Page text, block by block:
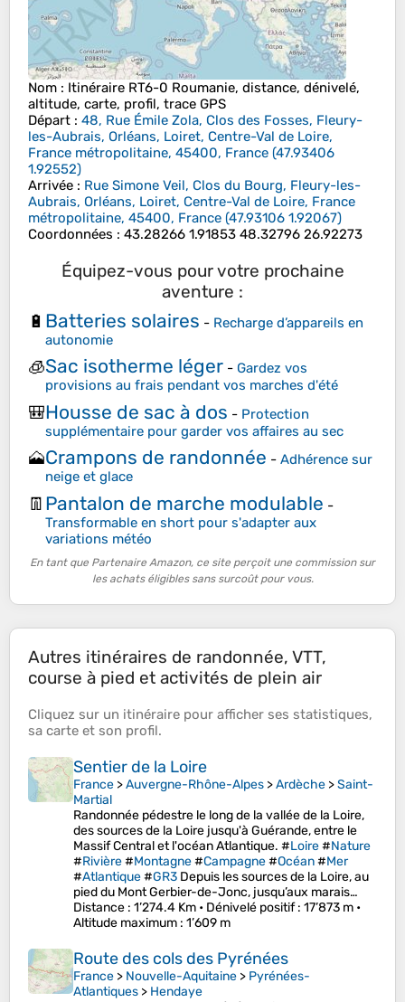
Nom : Itinéraire RT6-0 Roumanie, distance, dénivelé,
altitude, carte, profil, trace GPS
Départ : 48, Rue Émile Zola, Clos des Fosses, Fleury-
les-Aubrais, Orléans, Loiret, Centre-Val de Loire,
France métropolitaine, 45400, France (47.93406
1.92552)
Arrivée : Rue Simone Veil, Clos du Bourg, Fleury-les-
Aubrais, Orléans, Loiret, Centre-Val de Loire, France
métropolitaine, 45400, France (47.93106 1.92067)
Coordonnées : 43.28266 1.91853 48.32796 26.92273
Équipez-vous pour votre prochaine
aventure :
🔋 Batteries solaires - Recharge d’appareils en
autonomie
🧊Sac isotherme léger - Gardez vos
provisions au frais pendant vos marches d'été
🎒Housse de sac à dos - Protection
supplémentaire pour garder vos affaires au sec
🗻Crampons de randonnée - Adhérence sur
neige et glace
👖 Pantalon de marche modulable -
Transformable en short pour s'adapter aux
variations météo
En tant que Partenaire Amazon, ce site perçoit une commission sur
les achats éligibles sans surcoût pour vous.
Autres itinéraires de randonnée, VTT,
course à pied et activités de plein air
Cliquez sur un itinéraire pour afficher ses statistiques,
sa carte et son profil.
Sentier de la Loire
France >Auvergne-Rhône-Alpes >Ardèche >Saint-
Martial
Randonnée pédestre le long de la vallée de la Loire,
des sources de la Loire jusqu'à Guérande, entre le
Massif Central et l'océan Atlantique. #Loire#Nature
#Rivière#Montagne#Campagne#Océan#Mer
#Atlantique#GR3 Depuis les sources de la Loire, au
pied du Mont Gerbier-de-Jonc, jusqu’aux marais…
Distance : 1’274.4 Km • Dénivelé positif: 17’873 m •
Altitude maximum : 1’609 m
Route des cols des Pyrénées
France > Nouvelle-Aquitaine > Pyrénées-
Atlantiques > Hendaye